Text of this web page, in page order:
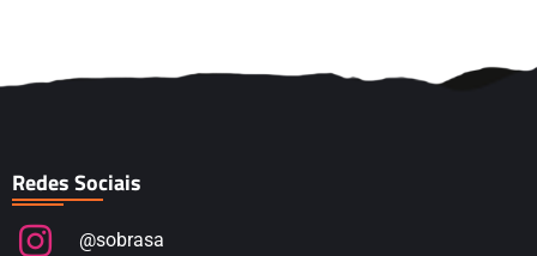
Redes Sociais
@sobrasa